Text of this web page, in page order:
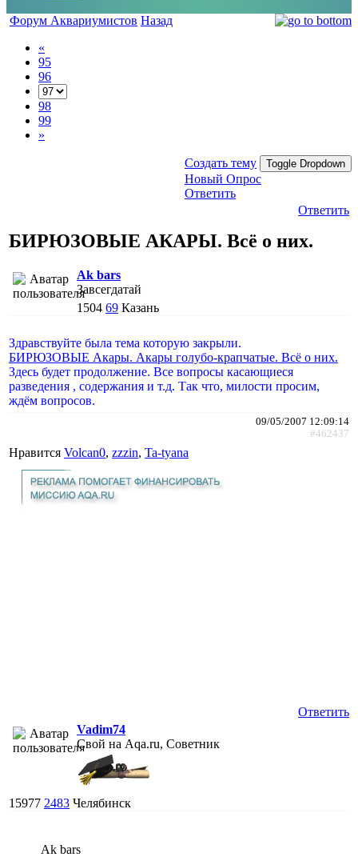
Форум Аквариумистов Назад
«
95
96
98
99
»
Создать тему Toggle Dropdown
Новый Опрос
Ответить
Ответить
БИРЮЗОВЫЕ АКАРЫ. Всё о них.
Ak bars
Завсегдатай
1504 69 Казань
Здравствуйте была тема которую закрыли.
БИРЮЗОВЫЕ Акары. Акары голубо-крапчатые. Всё о них.
Здесь будет продолжение. Все вопросы касающиеся
разведения , содержания и т.д. Так что, милости просим,
ждём вопросов.
09/05/2007 12:09:14
#462437
Нравится Volcan0, zzzin, Ta-tyana
Ответить
Vadim74
Свой на Aqa.ru, Советник
15977 2483 Челябинск
Ak bars